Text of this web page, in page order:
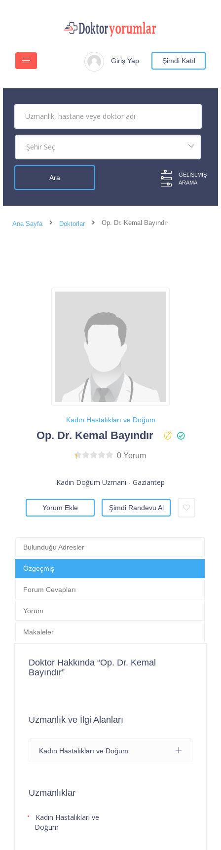
Giriş Yap Şimdi Katıl
GELIŞLMIŞ
ARAMA
Ana Sayfa Doktorlar Op. Dr. Kemal Bayındır
Kadın Hastalıkları ve Doğum
Op. Dr. Kemal Bayındır
0 Yorum
Kadın Doğum Uzmanı - Gaziantep
Yorum Ekle Şimdi Randevu Al
Bulunduğu Adresler
Özgeçmiş
Forum Cevapları
Yorum
Makaleler
Doktor Hakkında “Op. Dr. Kemal
Bayındır”
Uzmanlık ve İlgi Alanları
Kadın Hastalıkları ve Doğum
Uzmanlıklar
Kadın Hastalıkları ve
Doğum